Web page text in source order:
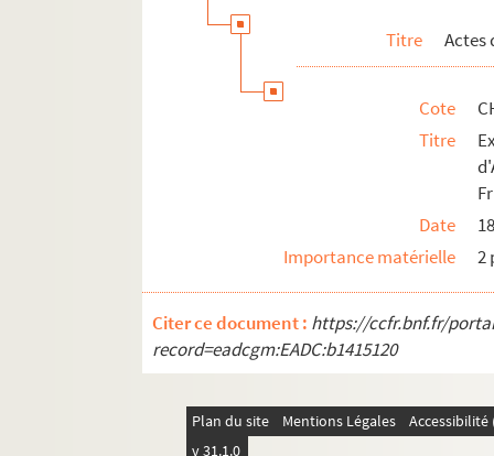
Titre Actes
Cote
Titre
Date
Importance matérielle
2
Citer ce document : https://ccfr.bnf.fr/
record=eadcgm:EADC:b1415120
Plan du site Mentions Légales
v 31.1.0